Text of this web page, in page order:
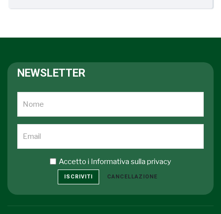
NEWSLETTER
Accetto i Informativa sulla privacy
ISCRIVITI CANCELLAZIONE